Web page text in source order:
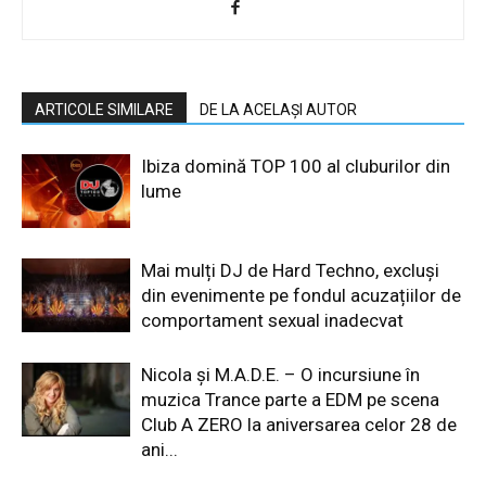
ARTICOLE SIMILARE DE LA ACELAȘI AUTOR
Ibiza domină TOP 100 al cluburilor din
lume
Mai mulți DJ de Hard Techno, excluși
din evenimente pe fondul acuzațiilor de
comportament sexual inadecvat
Nicola și M.A.D.E. – O incursiune în
muzica Trance parte a EDM pe scena
Club A ZERO la aniversarea celor 28 de
ani...